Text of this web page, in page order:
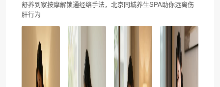
舒养到家按摩解锁通经络手法，北京同城养生SPA助你远离伤
肝行为